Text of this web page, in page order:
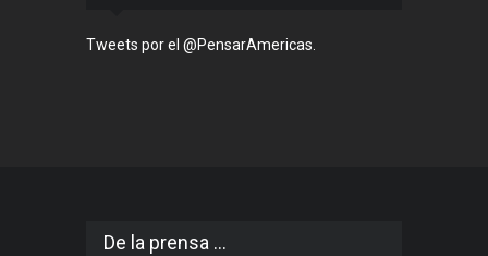
Tweets por el @PensarAmericas.
De la prensa ...